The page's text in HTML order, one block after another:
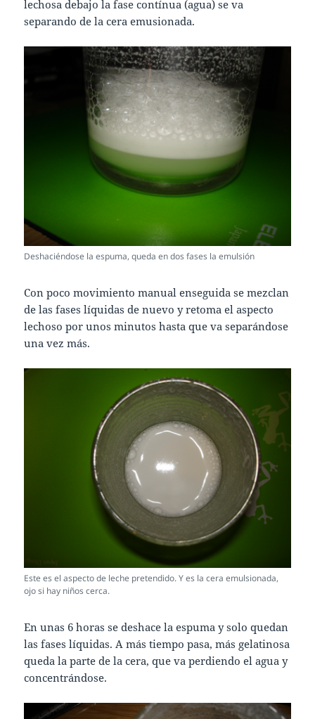
lechosa debajo la fase contínua (agua) se va
separando de la cera emusionada.
Deshaciéndose la espuma, queda en dos fases la emulsión
Con poco movimiento manual enseguida se mezclan
de las fases líquidas de nuevo y retoma el aspecto
lechoso por unos minutos hasta que va separándose
una vez más.
Este es el aspecto de leche pretendido. Y es la cera emulsionada,
ojo si hay niños cerca.
En unas 6 horas se deshace la espuma y solo quedan
las fases líquidas. A más tiempo pasa, más gelatinosa
queda la parte de la cera, que va perdiendo el agua y
concentrándose.